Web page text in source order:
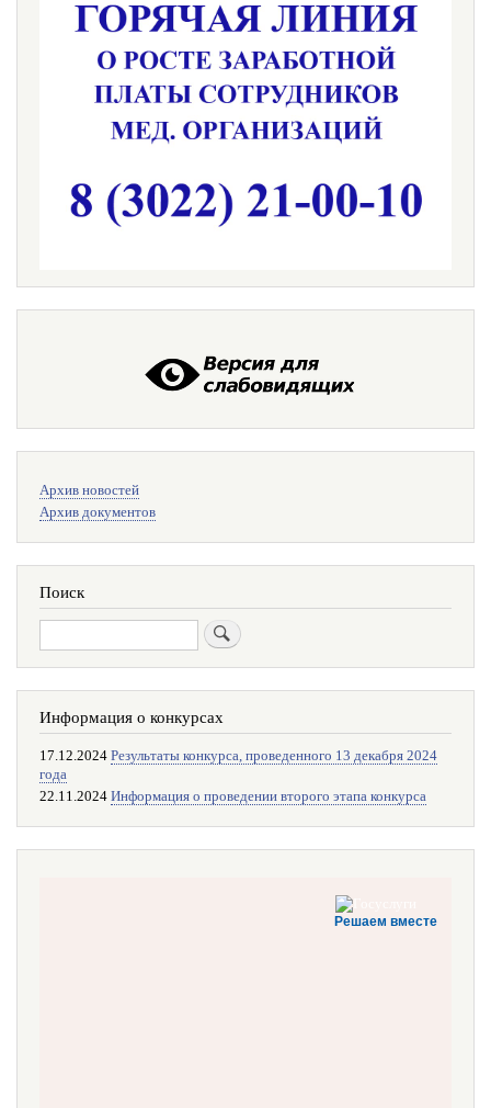
поиска
Архив новостей
Архив документов
Поиск
Поиск
Информация о конкурсах
17.12.2024 Результаты конкурса, проведенного 13 декабря 2024
года
22.11.2024 Информация о проведении второго этапа конкурса
Решаем вместе